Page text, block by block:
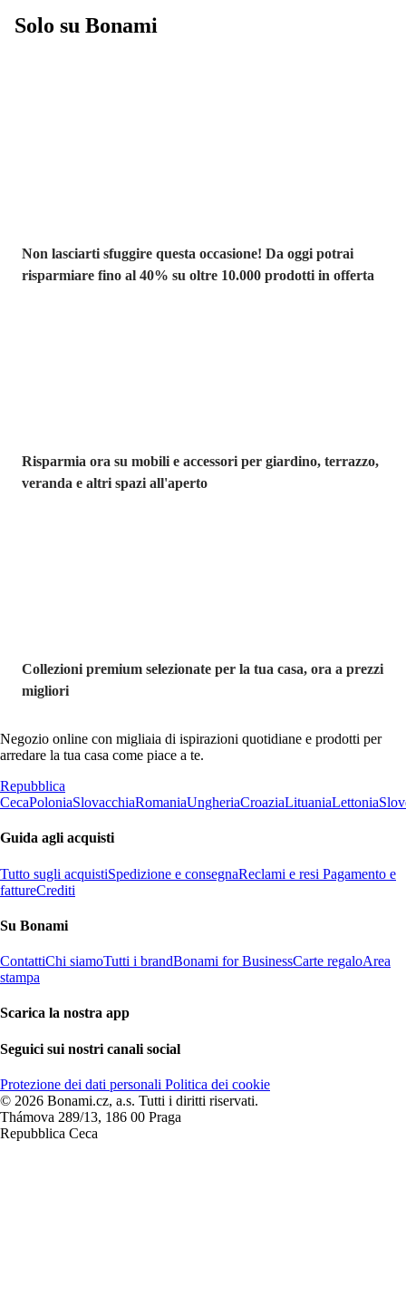
Solo su Bonami
Non lasciarti sfuggire questa occasione! Da oggi potrai
risparmiare fino al 40% su oltre 10.000 prodotti in offerta
Risparmia ora su mobili e accessori per giardino, terrazzo,
veranda e altri spazi all'aperto
Collezioni premium selezionate per la tua casa, ora a prezzi
migliori
Negozio online con migliaia di ispirazioni quotidiane e prodotti per
arredare la tua casa come piace a te.
Repubblica
CecaPoloniaSlovacchiaRomaniaUngheriaCroaziaLituaniaLettonia
Guida agli acquisti
Tutto sugli acquistiSpedizione e consegnaReclami e resi Pagamento e
fattureCrediti
Su Bonami
ContattiChi siamoTutti i brandBonami for BusinessCarte regaloArea
stampa
Scarica la nostra app
Seguici sui nostri canali social
Protezione dei dati personali Politica dei cookie
© 2026 Bonami.cz, a.s. Tutti i diritti riservati.
Thámova 289/13, 186 00 Praga
Repubblica Ceca